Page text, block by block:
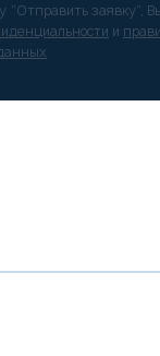
“Отправить заявку”,
и